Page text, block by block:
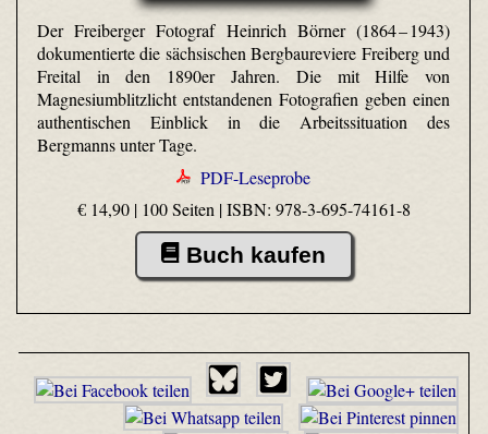
Der Freiberger Fotograf Heinrich Börner (1864 – 1943)
dokumentierte die sächsischen Bergbaureviere Freiberg und
Freital in den 1890er Jahren. Die mit Hilfe von
Magnesiumblitzlicht entstandenen Fotografien geben einen
authentischen Einblick in die Arbeitssituation des
Bergmanns unter Tage.
PDF-Leseprobe
€ 14,90 | 100 Seiten |ISBN: 978-3-695-74161-8
Buch kaufen